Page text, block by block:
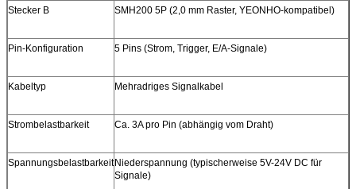
Stecker B SMH200 5P (2,0 mm Raster, YEONHO-kompatibel)
Pin-Konfiguration 5 Pins (Strom, Trigger, E/A-Signale)
Kabeltyp Mehradriges Signalkabel
Strombelastbarkeit Ca. 3A pro Pin (abhängig vom Draht)
SpannungsbelastbarkeitNiederspannung (typischerweise 5V-24V DC für
Signale)